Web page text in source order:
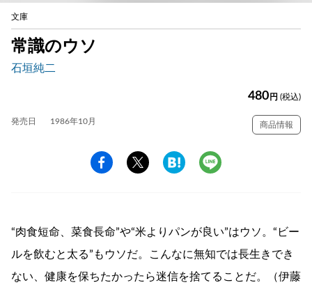
文庫
常識のウソ
石垣純二
480 円 (税込)
発売日 1986年10月 商品情報
“肉食短命、菜食長命”や“米よりパンが良い”はウソ。“ビー
ルを飲むと太る”もウソだ。こんなに無知では長生きでき
ない、健康を保ちたかったら迷信を捨てることだ。（伊藤